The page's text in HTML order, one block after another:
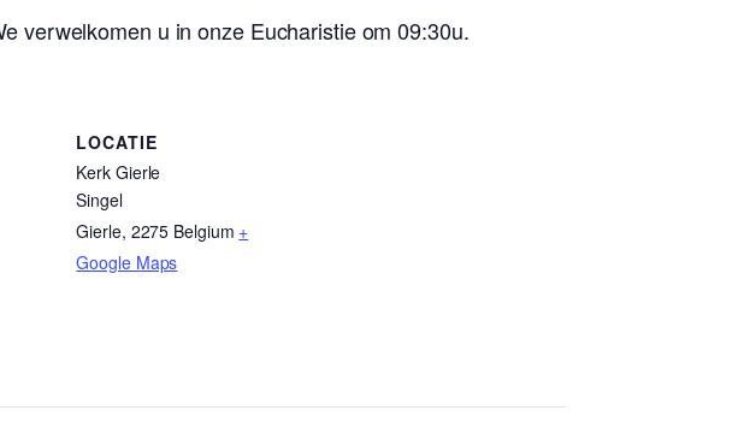
verwelkomen u in onze Eucharistie om 09:30u.
LOCATIE
Kerk Gierle
Singel
Gierle, 2275 Belgium +
Google Maps